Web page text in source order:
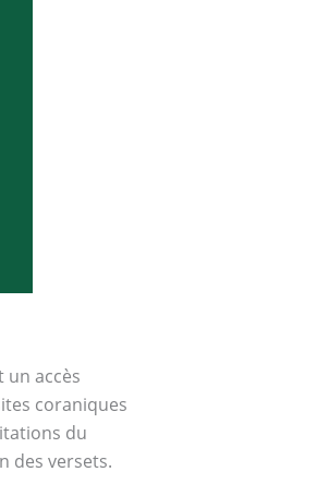
un accès
coraniques
du
des versets.